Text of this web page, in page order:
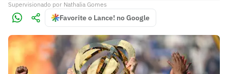
Supervisionado por Nathalia Gomes
Favorite o Lance! no Google